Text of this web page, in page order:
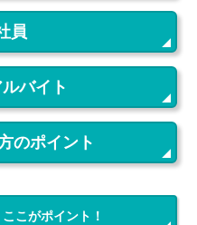
員
バイト
のポイント
こがポイント！